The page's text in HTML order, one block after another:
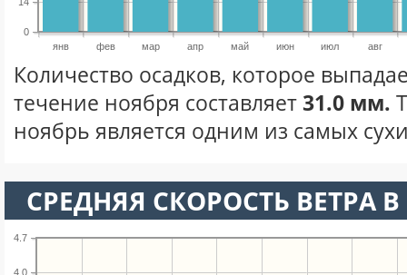
янв фев мар апр май июн июл авг
0
Количество осадков, которое
течение ноября составляет31.0 мм.
ноябрь является одним из самых
СРЕДНЯЯ СКОРОСТЬ ВЕТРА
4.0
4.7